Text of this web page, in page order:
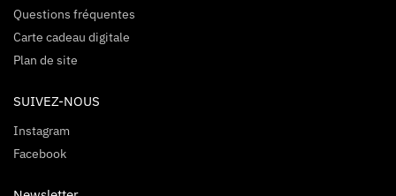
Questions fréquentes
Carte cadeau digitale
Plan de site
SUIVEZ-NOUS
Instagram
Facebook